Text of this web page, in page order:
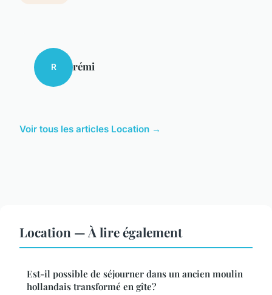
R rémi
Voir tous les articles Location →
Location — À lire également
Est-il possible de séjourner dans un ancien moulin
hollandais transformé en gîte?